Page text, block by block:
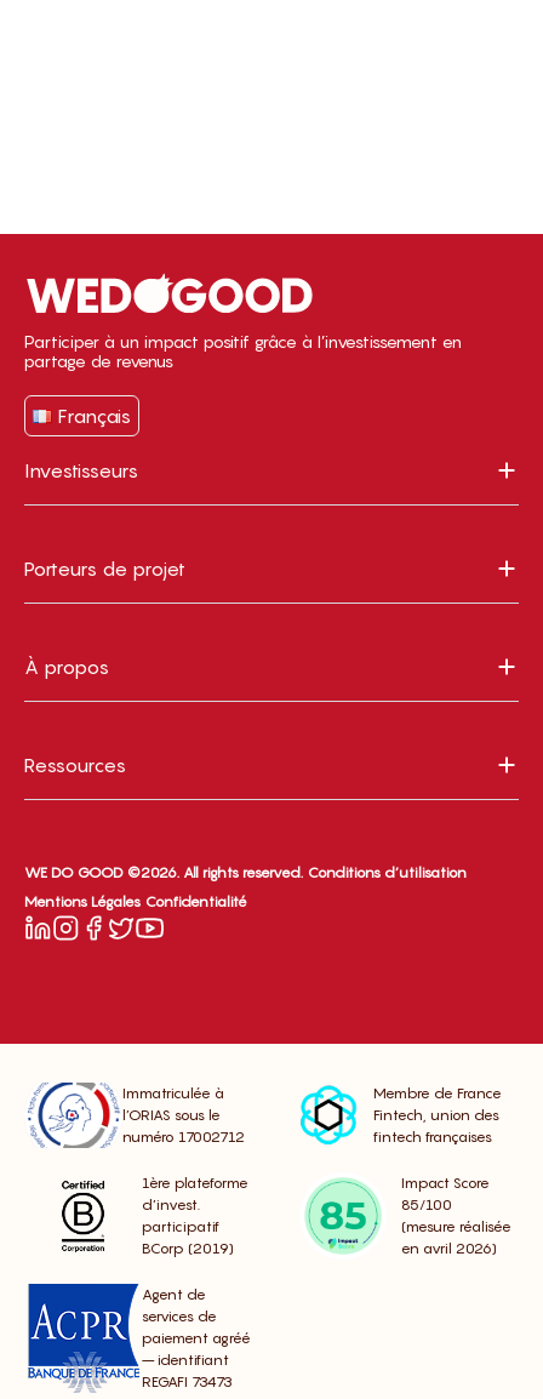
Participer à un impact positif grâce à l’investissement en
partage de revenus
Français
Investisseurs
Porteurs de projet
À propos
Ressources
WE DO GOOD ©2026. All rights reserved. Conditions d’utilisation
Mentions Légales Confidentialité
Immatriculée à
l’ORIAS sous le
numéro 17002712
Membre de France
Fintech, union des
fintech françaises
1ère plateforme
d’invest.
participatif
BCorp (2019)
Impact Score
85/100
(mesure réalisée
en avril 2026)
Agent de
services de
paiement agréé
– identifiant
REGAFI 73473